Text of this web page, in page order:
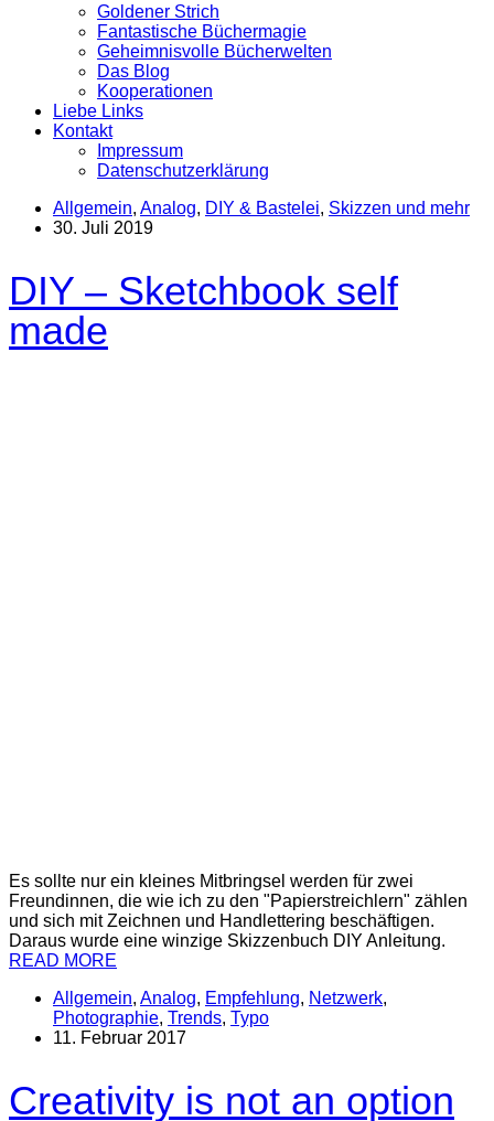
Goldener Strich
Fantastische Büchermagie
Geheimnisvolle Bücherwelten
Das Blog
Kooperationen
Liebe Links
Kontakt
Impressum
Datenschutzerklärung
Allgemein, Analog, DIY & Bastelei, Skizzen und mehr
30. Juli 2019
DIY – Sketchbook self
made
Es sollte nur ein kleines Mitbringsel werden für zwei
Freundinnen, die wie ich zu den "Papierstreichlern" zählen
und sich mit Zeichnen und Handlettering beschäftigen.
Daraus wurde eine winzige Skizzenbuch DIY Anleitung.
READ MORE
Allgemein, Analog, Empfehlung, Netzwerk,
Photographie, Trends, Typo
11. Februar 2017
Creativity is not an option